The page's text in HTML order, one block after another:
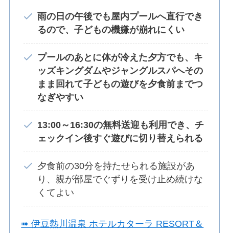
雨の日の午後でも屋内プールへ直行でき
るので、子どもの機嫌が崩れにくい
プールのあとに体が冷えた夕方でも、キ
ッズキングダムやジャングルスパへその
まま回れて子どもの遊びを夕食前までつ
なぎやすい
13:00～16:30の無料送迎も利用でき、チ
ェックイン後すぐ遊びに切り替えられる
夕食前の30分を持たせられる施設があ
り、親が部屋でぐずりを受け止め続けな
くてよい
➠ 伊豆熱川温泉 ホテルカターラ RESORT＆